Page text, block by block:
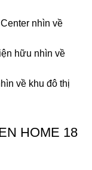
nhìn về
hữu nhìn về
về khu đô thị
HOME 18